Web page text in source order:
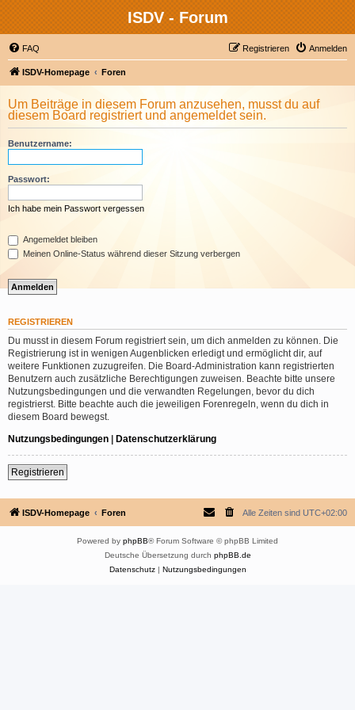
ISDV - Forum
FAQ Anmelden
Registrieren
ISDV-Homepage Foren
Um Beiträge in diesem Forum anzusehen, musst du auf
diesem Board registriert und angemeldet sein.
Benutzername:
Passwort:
Ich habe mein Passwort vergessen
Angemeldet bleiben
Meinen Online-Status während dieser Sitzung verbergen
REGISTRIEREN
Du musst in diesem Forum registriert sein, um dich anmelden zu können. Die
Registrierung ist in wenigen Augenblicken erledigt und ermöglicht dir, auf
weitere Funktionen zuzugreifen. Die Board-Administration kann registrierten
Benutzern auch zusätzliche Berechtigungen zuweisen. Beachte bitte unsere
Nutzungsbedingungen und die verwandten Regelungen, bevor du dich
registrierst. Bitte beachte auch die jeweiligen Forenregeln, wenn du dich in
diesem Board bewegst.
Nutzungsbedingungen | Datenschutzerklärung
Registrieren
ISDV-Homepage Foren Alle Zeiten sind UTC+02:00
Powered by phpBB® Forum Software © phpBB Limited
Deutsche Übersetzung durch phpBB.de
Datenschutz| Nutzungsbedingungen